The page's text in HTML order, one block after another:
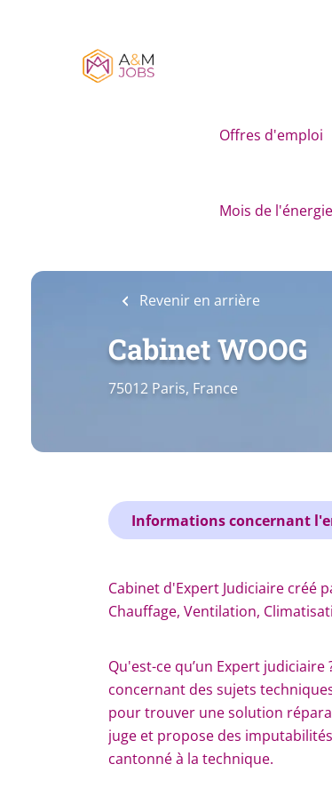
Offres d'emploi
Mois de
Revenir en arrière
Cabinet WOOG
75012 Paris, France
Informations concernant
Cabinet d'Expert Judiciaire créé
Chauffage, Ventilation,
Qu'est-ce qu’un Expert
concernant des sujets
pour trouver une solution
juge et propose des
cantonné à la technique.